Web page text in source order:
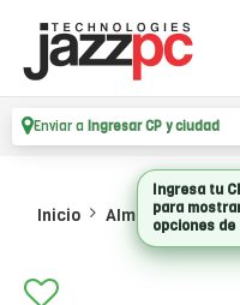
Enviar a Ingresar CP y ciudad
Inicio Almacenamiento